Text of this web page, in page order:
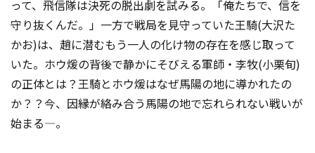
って、飛信隊は決死の脱出劇を試みる。「俺たちで、信を
守り抜くんだ――。」一方で戦局を見守っていた王騎(大沢た
かお)は、趙に潜むもう一人の化け物の存在を感じ取って
いた。ホウ煖の背後で静かにそびえる軍師・李牧(小栗旬)
の正体とは？王騎とホウ煖はなぜ馬陽の地に導かれたの
か？？今、因縁が絡み合う馬陽の地で忘れられない戦いが
始まる―。